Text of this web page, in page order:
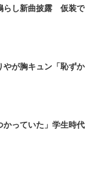
らし新曲披露 仮装で
が胸キュン「恥ずか
っていた」学生時代